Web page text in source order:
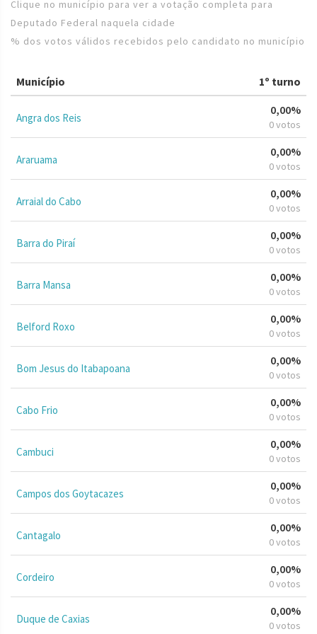
Clique no município para ver a votação completa para
Deputado Federal naquela cidade
% dos votos válidos recebidos pelo candidato no município
Município 1º turno
Angra dos Reis
0,00%
0 votos
Araruama
0,00%
0 votos
Arraial do Cabo
0,00%
0 votos
Barra do Piraí
0,00%
0 votos
Barra Mansa
0,00%
0 votos
Belford Roxo
0,00%
0 votos
Bom Jesus do Itabapoana
0,00%
0 votos
Cabo Frio
0,00%
0 votos
Cambuci
0,00%
0 votos
Campos dos Goytacazes
0,00%
0 votos
Cantagalo
0,00%
0 votos
Cordeiro
0,00%
0 votos
Duque de Caxias
0,00%
0 votos